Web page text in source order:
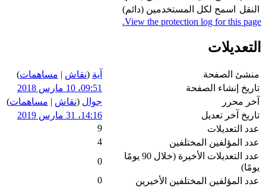
النقل
اسمح لكل المستخدمين (دائم)
View the protection log for this page.
التعديلات
منشئ الصفحة آية (نقاش | مساهمات)
تاريخ إنشاء الصفحة
09:51، 10 مارس 2018
آخر محرر
جوال (نقاش | مساهمات)
تاريخ آخر تعديل
14:16، 31 مارس 2019
عدد التعديلات
9
عدد المؤلفين المختلفين
4
عدد التعديلات الأخيرة (خلال 90 يومًا
يومًا)
0
عدد المؤلفين المختلفين الأخيرين
0